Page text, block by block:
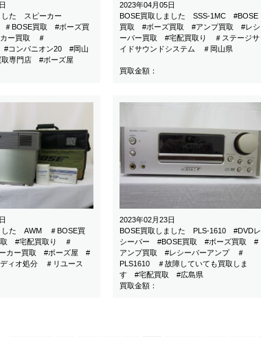
した スピーカー
＃BOSE買取 #ボーズ買
ー買取 ＃
#コンパニオン20 #岡山
専門店 #ボーズ屋
2023年04月05日
BOSE買取しました SSS-1MC #BOSE
買取 #ボーズ買取 #アンプ買取 #レシ
ーバー買取 #宅配買取り ＃ステージサ
イドサウンドシステム ＃岡山県
買取金額：
した AWM ＃BOSE買
#宅配買取り ＃
カー買取 #ボーズ屋 #
ィオ処分 ＃リユース
2023年02月23日
BOSE買取しました PLS-1610 #DVDレ
シーバー #BOSE買取 #ボーズ買取 #
アンプ買取 #レシーバーアンプ ＃
PLS1610 ＃故障していても買取しま
す #宅配買取 #広島県
買取金額：